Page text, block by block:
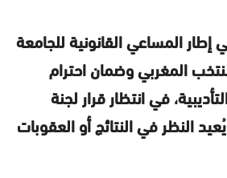
المساعي القانونية للجامعة
المغربي وضمان احترام
في انتظار قرار لجنة
النظر في النتائج أو العقوبات